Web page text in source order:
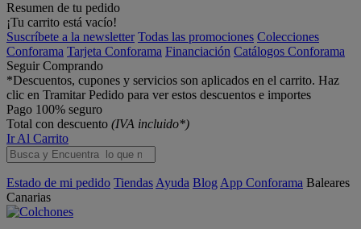
Resumen de tu pedido
¡Tu carrito está vacío!
Suscríbete a la newsletter Todas las promociones Colecciones
Conforama Tarjeta Conforama Financiación Catálogos Conforama
Seguir Comprando
*Descuentos, cupones y servicios son aplicados en el carrito. Haz
clic en Tramitar Pedido para ver estos descuentos e importes
Pago 100% seguro
Total con descuento (IVA incluido*)
Ir Al Carrito
Estado de mi pedido Tiendas Ayuda Blog App Conforama Baleares
Canarias